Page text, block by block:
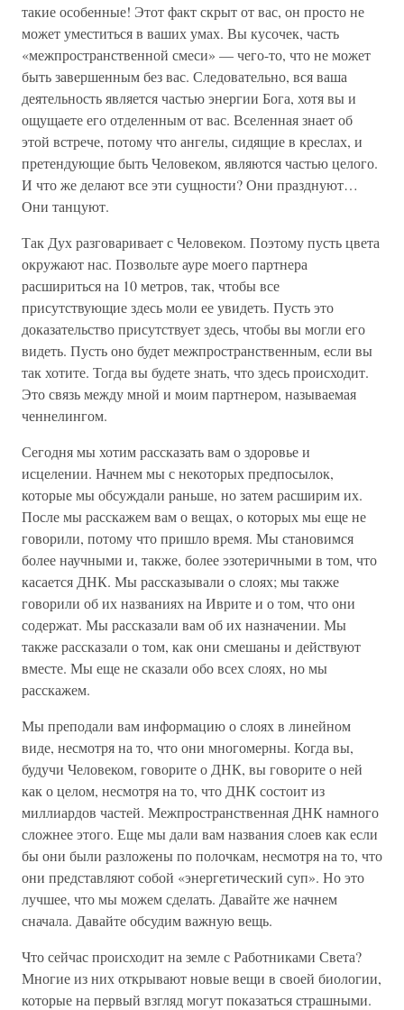
такие особенные! Этот факт скрыт от вас, он просто не
может уместиться в ваших умах. Вы кусочек, часть
«межпространственной смеси» — чего-то, что не может
быть завершенным без вас. Следовательно, вся ваша
деятельность является частью энергии Бога, хотя вы и
ощущаете его отделенным от вас. Вселенная знает об
этой встрече, потому что ангелы, сидящие в креслах, и
претендующие быть Человеком, являются частью целого.
И что же делают все эти сущности? Они празднуют…
Они танцуют.
Так Дух разговаривает с Человеком. Поэтому пусть цвета
окружают нас. Позвольте ауре моего партнера
расшириться на 10 метров, так, чтобы все
присутствующие здесь моли ее увидеть. Пусть это
доказательство присутствует здесь, чтобы вы могли его
видеть. Пусть оно будет межпространственным, если вы
так хотите. Тогда вы будете знать, что здесь происходит.
Это связь между мной и моим партнером, называемая
ченнелингом.
Сегодня мы хотим рассказать вам о здоровье и
исцелении. Начнем мы с некоторых предпосылок,
которые мы обсуждали раньше, но затем расширим их.
После мы расскажем вам о вещах, о которых мы еще не
говорили, потому что пришло время. Мы становимся
более научными и, также, более эзотеричными в том, что
касается ДНК. Мы рассказывали о слоях; мы также
говорили об их названиях на Иврите и о том, что они
содержат. Мы рассказали вам об их назначении. Мы
также рассказали о том, как они смешаны и действуют
вместе. Мы еще не сказали обо всех слоях, но мы
расскажем.
Мы преподали вам информацию о слоях в линейном
виде, несмотря на то, что они многомерны. Когда вы,
будучи Человеком, говорите о ДНК, вы говорите о ней
как о целом, несмотря на то, что ДНК состоит из
миллиардов частей. Межпространственная ДНК намного
сложнее этого. Еще мы дали вам названия слоев как если
бы они были разложены по полочкам, несмотря на то, что
они представляют собой «энергетический суп». Но это
лучшее, что мы можем сделать. Давайте же начнем
сначала. Давайте обсудим важную вещь.
Что сейчас происходит на земле с Работниками Света?
Многие из них открывают новые вещи в своей биологии,
которые на первый взгляд могут показаться страшными.